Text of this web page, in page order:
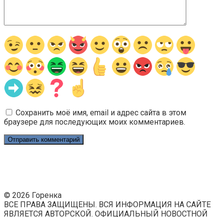
Сохранить моё имя, email и адрес сайта в этом
браузере для последующих моих комментариев.
© 2026 Горенка
ВСЕ ПРАВА ЗАЩИЩЕНЫ. ВСЯ ИНФОРМАЦИЯ НА САЙТЕ
ЯВЛЯЕТСЯ АВТОРСКОЙ. ОФИЦИАЛЬНЫЙ НОВОСТНОЙ